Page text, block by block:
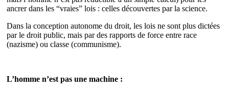
ancrer dans les “vraies” lois : celles découvertes par la science.
Dans la conception autonome du droit, les lois ne sont plus dictées
par le droit public, mais par des rapports de force entre race
(nazisme) ou classe (communisme).
L’homme n’est pas une machine :